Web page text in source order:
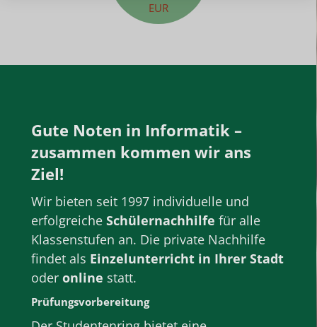
EUR
Gute Noten in Informatik–
zusammen kommen wir ans
Ziel!
Wir bieten seit 1997 individuelle und
erfolgreicheSchülernachhilfe für alle
Klassenstufen an. Die private Nachhilfe
findet als Einzelunterricht in Ihrer Stadt
oderonline statt.
Prüfungsvorbereitung